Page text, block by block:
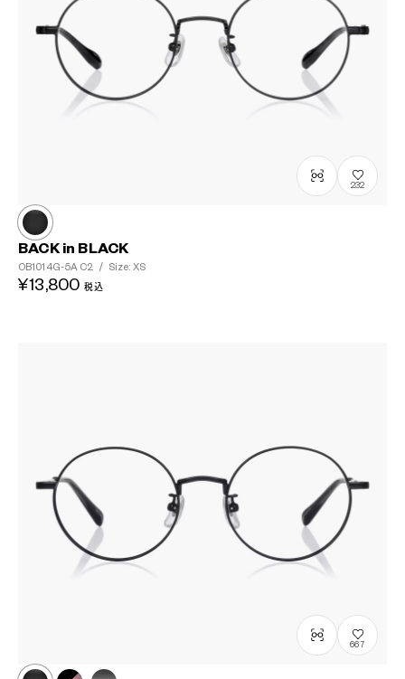
232
BACK in BLACK
OB1014G-5A C2 / Size: XS
¥13,800 税込
667